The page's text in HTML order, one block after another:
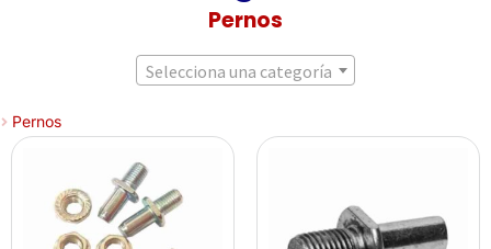
Pernos
Selecciona una categoría
Pernos